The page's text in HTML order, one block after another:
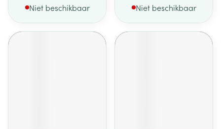
Niet beschikbaar Niet beschikbaar